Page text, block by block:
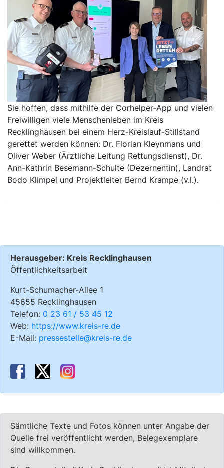
Sie hoffen, dass mithilfe der Corhelper-App und vielen
Freiwilligen viele Menschenleben im Kreis
Recklinghausen bei einem Herz-Kreislauf-Stillstand
gerettet werden können: Dr. Florian Kleynmans und
Oliver Weber (Ärztliche Leitung Rettungsdienst), Dr.
Ann-Kathrin Besemann-Schulte (Dezernentin), Landrat
Bodo Klimpel und Projektleiter Bernd Krampe (v.l.).
Herausgeber: Kreis Recklinghausen
Öffentlichkeitsarbeit
Kurt-Schumacher-Allee 1
45655 Recklinghausen
Telefon: 0 23 61 / 53 45 12
Web: https://www.kreis-re.de
E-Mail: pressestelle@kreis-re.de
Sämtliche Texte und Fotos können unter Angabe der
Quelle frei veröffentlicht werden, Belegexemplare
sind willkommen.